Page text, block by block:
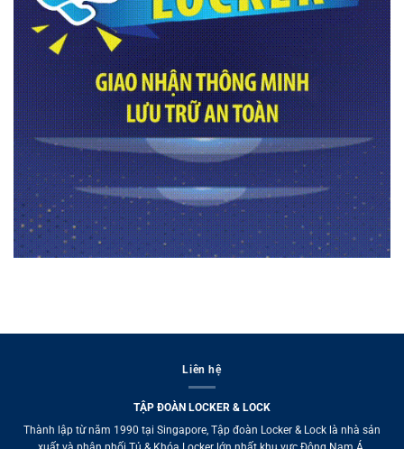
Liên hệ
TẬP ĐOÀN LOCKER & LOCK
Thành lập từ năm 1990 tại Singapore, Tập đoàn Locker & Lock là nhà sản